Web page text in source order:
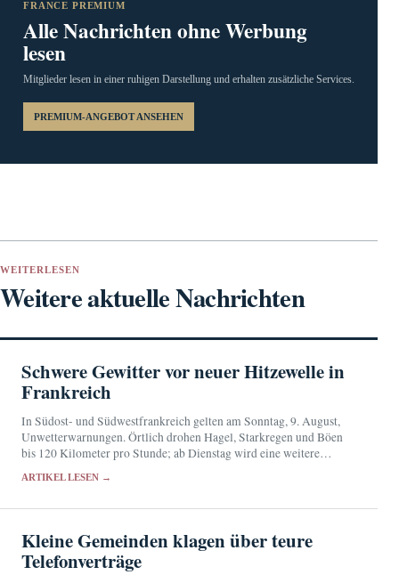
FRANCE PREMIUM
Alle Nachrichten ohne Werbung
lesen
Mitglieder lesen in einer ruhigen Darstellung und erhalten zusätzliche Services.
PREMIUM-ANGEBOT ANSEHEN
WEITERLESEN
Weitere aktuelle Nachrichten
Schwere Gewitter vor neuer Hitzewelle in
Frankreich
In Südost- und Südwestfrankreich gelten am Sonntag, 9. August,
Unwetterwarnungen. Örtlich drohen Hagel, Starkregen und Böen
bis 120 Kilometer pro Stunde; ab Dienstag wird eine weitere
ARTIKEL LESEN →
Kleine Gemeinden klagen über teure
Telefonverträge